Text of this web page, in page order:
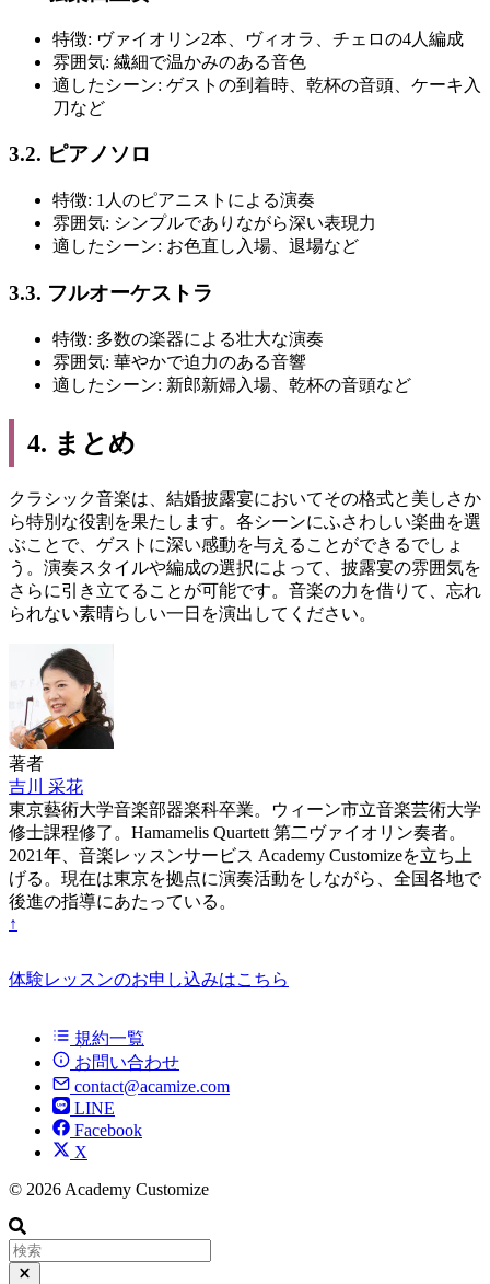
特徴: ヴァイオリン2本、ヴィオラ、チェロの4人編成
雰囲気: 繊細で温かみのある音色
適したシーン: ゲストの到着時、乾杯の音頭、ケーキ入
刀など
3.2. ピアノソロ
特徴: 1人のピアニストによる演奏
雰囲気: シンプルでありながら深い表現力
適したシーン: お色直し入場、退場など
3.3. フルオーケストラ
特徴: 多数の楽器による壮大な演奏
雰囲気: 華やかで迫力のある音響
適したシーン: 新郎新婦入場、乾杯の音頭など
4. まとめ
クラシック音楽は、結婚披露宴においてその格式と美しさか
ら特別な役割を果たします。各シーンにふさわしい楽曲を選
ぶことで、ゲストに深い感動を与えることができるでしょ
う。演奏スタイルや編成の選択によって、披露宴の雰囲気を
さらに引き立てることが可能です。音楽の力を借りて、忘れ
られない素晴らしい一日を演出してください。
著者
吉川 采花
東京藝術大学音楽部器楽科卒業。ウィーン市立音楽芸術大学
修士課程修了。Hamamelis Quartett 第二ヴァイオリン奏者。
2021年、音楽レッスンサービス Academy Customizeを立ち上
げる。現在は東京を拠点に演奏活動をしながら、全国各地で
後進の指導にあたっている。
↑
体験レッスンのお申し込みはこちら
規約一覧
お問い合わせ
contact@acamize.com
LINE
Facebook
X
© 2026 Academy Customize